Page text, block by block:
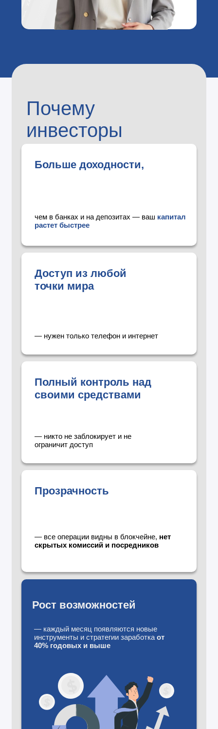
Почему
инвесторы
DeFi:
Больше доходности,
чем в банках и на депозитах — ваш капитал
растет быстрее
— нужен только телефон и интернет
— все операции видны в блокчейне, нет
скрытых комиссий и посредников
— каждый месяц появляются новые
инструменты и стратегии заработка от
40% годовых и выше
— никто не заблокирует и не
ограничит доступ
Полный контроль над
своими средствами
Рост возможностей
Прозрачность
Доступ из любой
точки мира